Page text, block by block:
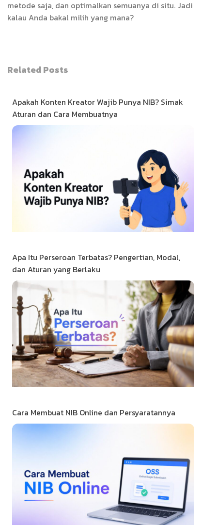
metode saja, dan optimalkan semuanya di situ. Jadi
kalau Anda bakal milih yang mana?
Related Posts
Apakah Konten Kreator Wajib Punya NIB? Simak
Aturan dan Cara Membuatnya
Apa Itu Perseroan Terbatas? Pengertian, Modal,
dan Aturan yang Berlaku
Cara Membuat NIB Online dan Persyaratannya